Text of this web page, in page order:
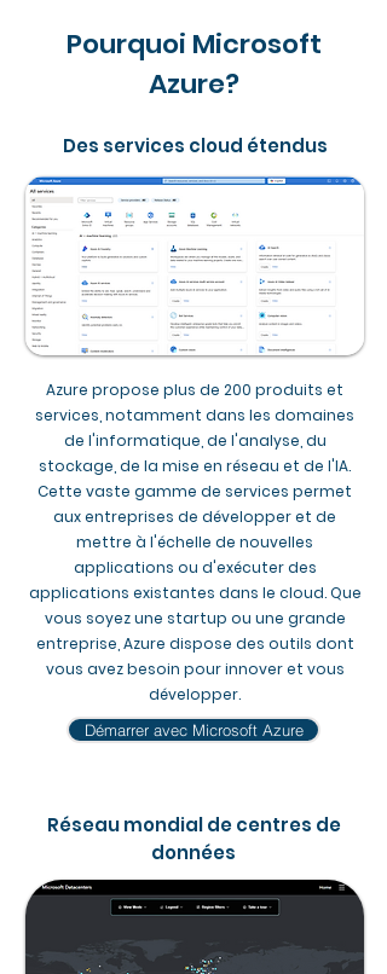
Pourquoi Microsoft
Azure?
Des services cloud étendus
Azure propose plus de 200 produits et
services, notamment dans les domaines
de l'informatique, de l'analyse, du
stockage, de la mise en réseau et de l'IA.
Cette vaste gamme de services permet
aux entreprises de développer et de
mettre à l'échelle de nouvelles
applications ou d'exécuter des
applications existantes dans le cloud. Que
vous soyez une startup ou une grande
entreprise, Azure dispose des outils dont
vous avez besoin pour innover et vous
développer.​​
Démarrer avec Microsoft Azure
Réseau mondial de centres de
données